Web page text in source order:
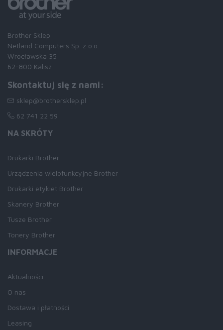
Brother Sklep
Netland Computers Sp. z o.o.
Wrocławska 35
62-800 Kalisz
Skontaktuj się z nami:
sklep@brothersklep.pl
62 741 22 59
NA SKRÓTY
Drukarki Brother
Urządzenia wielofunkcyjne Brother
Drukarki etykiet Brother
Skanery Brother
Tusze Brother
Tonery Brother
INFORMACJE
Aktualności
O nas
Dostawa i płatności
Leasing